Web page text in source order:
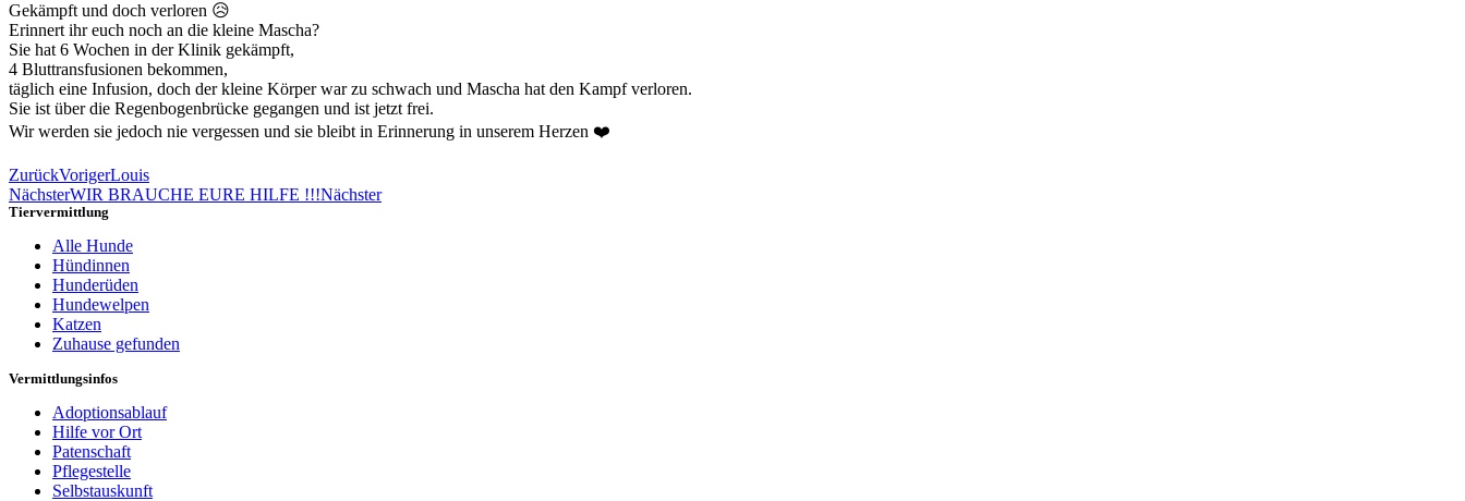
Gekämpft und doch verloren 😥
Erinnert ihr euch noch an die kleine Mascha?
Sie hat 6 Wochen in der Klinik gekämpft,
4 Bluttransfusionen bekommen,
täglich eine Infusion, doch der kleine Körper war zu schwach und Mascha hat den Kampf verloren.
Sie ist über die Regenbogenbrücke gegangen und ist jetzt frei.
Wir werden sie jedoch nie vergessen und sie bleibt in Erinnerung in unserem Herzen ❤️
ZurückVorigerLouis
NächsterWIR BRAUCHE EURE HILFE !!!Nächster
Tiervermittlung
Alle Hunde
Hündinnen
Hunderüden
Hundewelpen
Katzen
Zuhause gefunden
Vermittlungsinfos
Adoptionsablauf
Hilfe vor Ort
Patenschaft
Pflegestelle
Selbstauskunft